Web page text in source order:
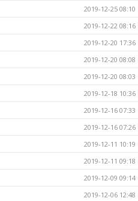
2019-12-25 08:10
2019-12-22 08:16
2019-12-20 17:36
2019-12-20 08:08
2019-12-20 08:03
2019-12-18 10:36
2019-12-16 07:33
2019-12-16 07:26
2019-12-11 10:19
2019-12-11 09:18
2019-12-09 09:14
2019-12-06 12:48